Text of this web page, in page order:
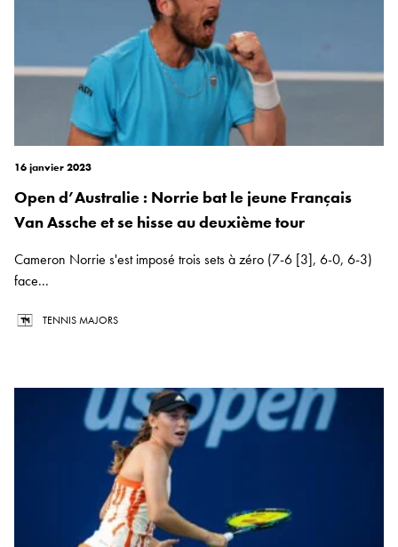
16 janvier 2023
Open d’Australie : Norrie bat le jeune Français
Van Assche et se hisse au deuxième tour
Cameron Norrie s'est imposé trois sets à zéro (7-6 [3], 6-0, 6-3)
face...
TENNIS MAJORS